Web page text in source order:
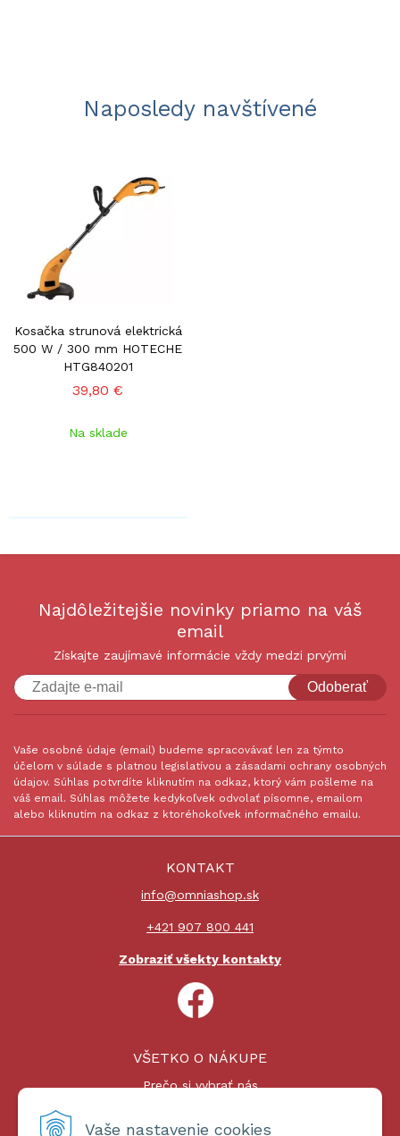
Vaše nastavenie cookies
Naposledy navštívené
Kosačka strunová elektrická
500 W / 300 mm HOTECHE
HTG840201
39,80 €
Na sklade
Najdôležitejšie novinky priamo na váš
email
Získajte zaujímavé informácie vždy medzi prvými
Odoberať
Vaše osobné údaje (email) budeme spracovávať len za týmto
účelom v súlade s platnou legislatívou a zásadami ochrany osobných
údajov. Súhlas potvrdíte kliknutím na odkaz, ktorý vám pošleme na
váš email. Súhlas môžete kedykoľvek odvolať písomne, emailom
alebo kliknutím na odkaz z ktoréhokoľvek informačného emailu.
KONTAKT
info@omniashop.sk
+421 907 800 441
Zobraziť všekty kontakty
VŠETKO O NÁKUPE
Prečo si vybrať nás
Platby a doprava